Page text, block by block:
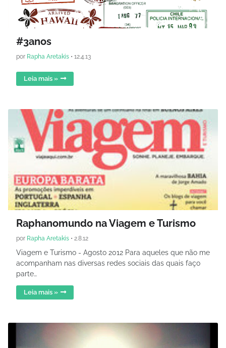
#3anos
por Rapha Aretakis • 12.4.13
Leia mais »
Raphanomundo na Viagem e Turismo
por Rapha Aretakis • 2.8.12
Viagem e Turismo - Agosto 2012 Para aqueles que não me
acompanham nas diversas redes sociais das quais faço
parte…
Leia mais »